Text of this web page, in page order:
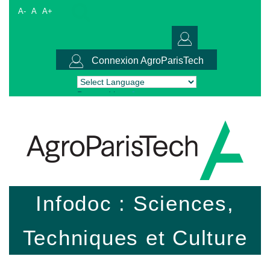
A- A A+
Connexion AgroParisTech
Powered by Translate
Infodoc : Sciences,
Techniques et Culture